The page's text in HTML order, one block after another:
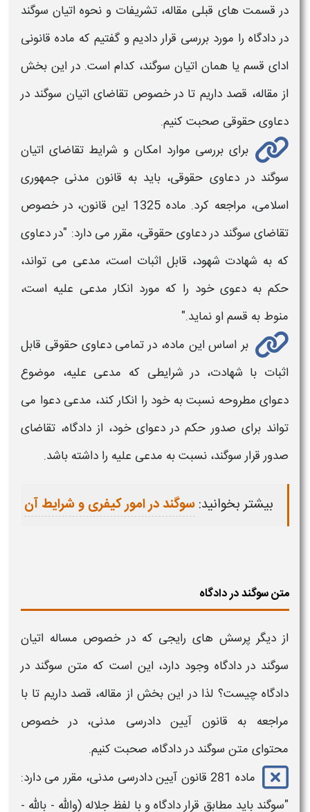
در قسمت های قبلی مقاله، تشریفات و نحوه اتیان سوگند
در دادگاه را مورد بررسی قرار دادیم و گفتیم که ماده قانونی
ادای قسم یا همان اتیان سوگند، کدام است. در این بخش
از مقاله، قصد داریم تا در خصوص تقاضای اتیان سوگند در
دعاوی حقوقی صحبت کنیم.
برای بررسی موارد امکان و شرایط تقاضای اتیان
سوگند در دعاوی حقوقی، باید به قانون مدنی جمهوری
اسلامی، مراجعه کرد. ماده 1325 این قانون، در خصوص
تقاضای سوگند در دعاوی حقوقی، مقرر می دارد: "در دعاوی
که به شهادت شهود، قابل اثبات است، مدعی می تواند،
حکم به دعوی خود را که مورد انکار مدعی‌ علیه است،
منوط به قسم ‌او نماید."
بر اساس این ماده، در تمامی دعاوی حقوقی قابل
اثبات با شهادت، در شرایطی که مدعی علیه، موضوع
دعوای مطروحه نسبت به خود را انکار کند، مدعی دعوا می
تواند برای صدور حکم در دعوای خود، از دادگاه، تقاضای
صدور قرار سوگند، نسبت به مدعی علیه را داشته باشد.
بیشتر بخوانید:سوگند در امور کیفری و شرایط آن
متن سوگند در دادگاه
از دیگر پرسش های رایجی که در خصوص مساله اتیان
سوگند در دادگاه وجود دارد، این است که متن سوگند در
دادگاه چیست؟ لذا در این بخش از مقاله، قصد داریم تا با
مراجعه به قانون آیین دادرسی مدنی، در خصوص
محتوای متن سوگند در دادگاه، صحبت کنیم.
ماده 281 قانون آیین دادرسی مدنی، مقرر می دارد:
"سوگند باید مطابق قرار دادگاه و با لفظ جلاله (والله - بالله -